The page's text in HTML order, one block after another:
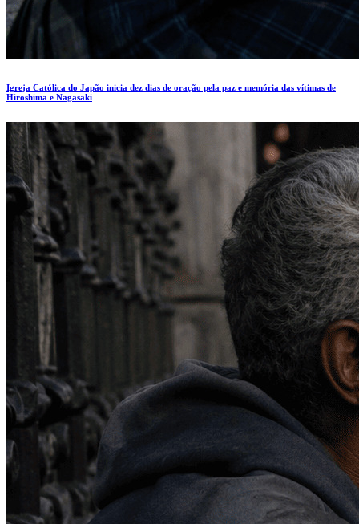
Igreja Católica do Japão inicia dez dias de oração pela paz e memória das vítimas de
Hiroshima e Nagasaki